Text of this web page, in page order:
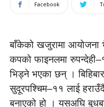
Facebook
बाँकेको खजुरामा आयोजना
कपको फाइनलमा
भिड्ने भएका छन् ।
सुदूरपश्चिम–११ लाई
बनाएको हो । यसअघि